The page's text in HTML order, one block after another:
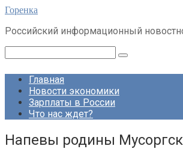
Перейти
контенту
Горенка
Российский информационный
Главная
Новости экономики
Зарплаты в России
Что нас ждет?
Напевы родины